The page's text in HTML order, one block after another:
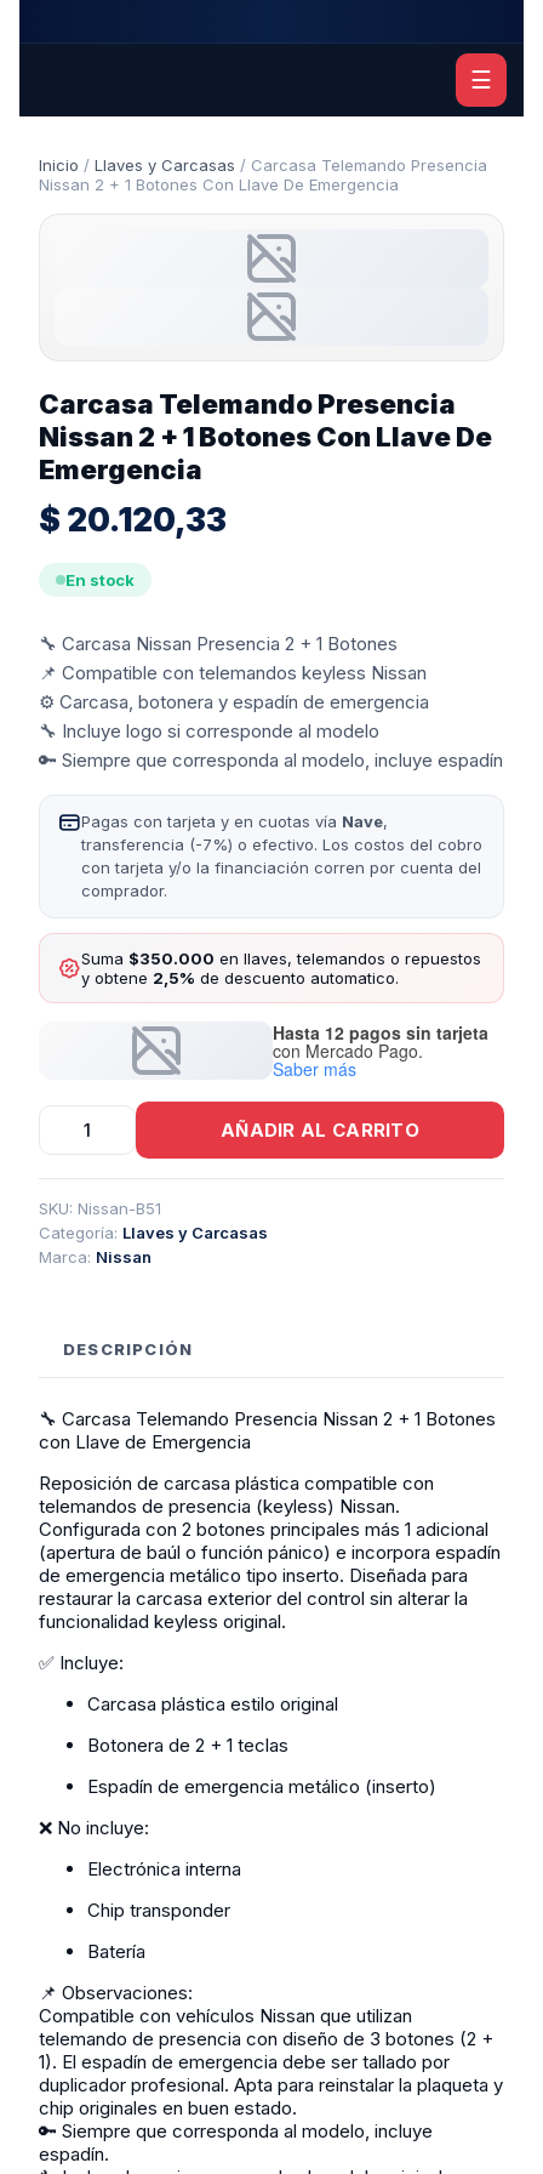
☰
Inicio / Llaves y Carcasas / Carcasa Telemando Presencia
Nissan 2 + 1 Botones Con Llave De Emergencia
Carcasa Telemando Presencia
Nissan 2 + 1 Botones Con Llave De
Emergencia
$ 20.120,33
En stock
🔧 Carcasa Nissan Presencia 2 + 1 Botones
📌 Compatible con telemandos keyless Nissan
⚙️ Carcasa, botonera y espadín de emergencia
🔧 Incluye logo si corresponde al modelo
🔑 Siempre que corresponda al modelo, incluye espadín
Pagas con tarjeta y en cuotas vía Nave,
transferencia (-7%) o efectivo. Los costos del cobro
con tarjeta y/o la financiación corren por cuenta del
comprador.
Suma $350.000 en llaves, telemandos o repuestos
y obtene 2,5% de descuento automatico.
Hasta 12 pagos sin tarjeta
con Mercado Pago.
Saber más
Carcasa
Telemando
Presencia
Nissan
2
+
1
AÑADIR AL CARRITO
SKU: Nissan-B51
Categoría: Llaves y Carcasas
Marca: Nissan
DESCRIPCIÓN
🔧 Carcasa Telemando Presencia Nissan 2 + 1 Botones
con Llave de Emergencia
Reposición de carcasa plástica compatible con
telemandos de presencia (keyless) Nissan.
Configurada con 2 botones principales más 1 adicional
(apertura de baúl o función pánico) e incorpora espadín
de emergencia metálico tipo inserto. Diseñada para
restaurar la carcasa exterior del control sin alterar la
funcionalidad keyless original.
✅ Incluye:
Carcasa plástica estilo original
Botonera de 2 + 1 teclas
Espadín de emergencia metálico (inserto)
❌ No incluye:
Electrónica interna
Chip transponder
Batería
📌 Observaciones:
Compatible con vehículos Nissan que utilizan
telemando de presencia con diseño de 3 botones (2 +
1). El espadín de emergencia debe ser tallado por
duplicador profesional. Apta para reinstalar la plaqueta y
chip originales en buen estado.
🔑 Siempre que corresponda al modelo, incluye
espadín.